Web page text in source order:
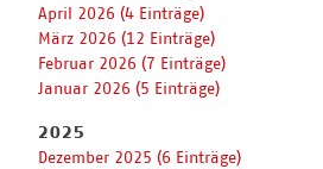
April 2026 (4 Einträge)
März 2026 (12 Einträge)
Februar 2026 (7 Einträge)
Januar 2026 (5 Einträge)
2025
Dezember 2025 (6 Einträge)